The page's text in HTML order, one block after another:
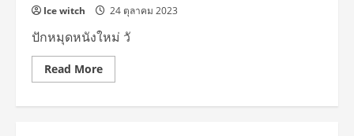
Ice witch 24 ตุลาคม 2023
ปักหมุดหนังใหม่ วั
Read MoreRead
more